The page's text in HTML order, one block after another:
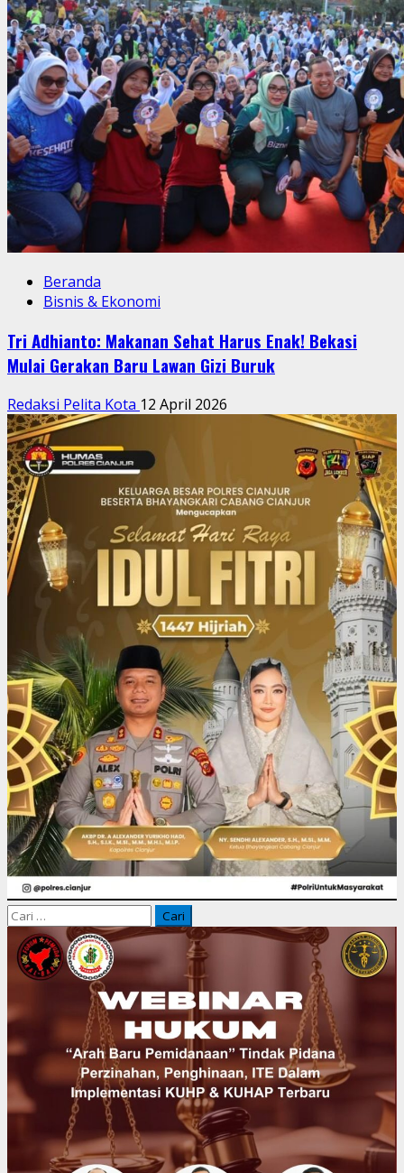
Beranda
Bisnis & Ekonomi
Tri Adhianto: Makanan Sehat Harus Enak! Bekasi
Mulai Gerakan Baru Lawan Gizi Buruk
Redaksi Pelita Kota 12 April 2026
Cari
untuk: